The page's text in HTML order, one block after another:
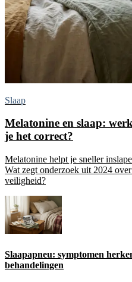
Slaap
Melatonine en slaap:
je het correct?
Melatonine helpt je sneller
Wat zegt onderzoek uit 2024
veiligheid?
Slaapapneu: symptomen
behandelingen